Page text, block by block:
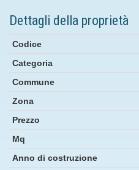
Dettagli della proprietà
Codice
Categoria
Commune
Zona
Prezzo
Mq
Anno di costruzione